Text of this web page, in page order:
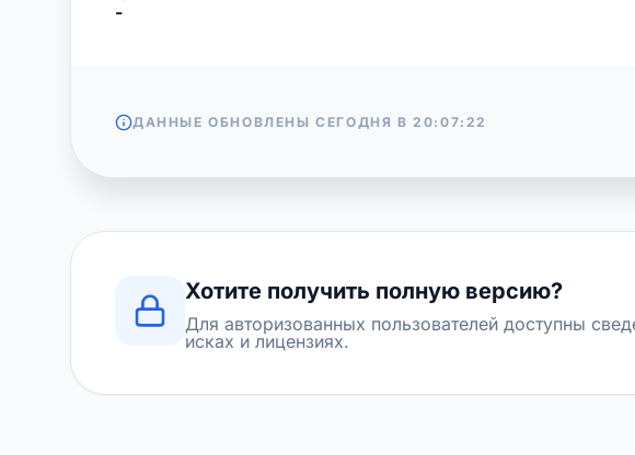
-
ДАННЫЕ ОБНОВЛЕНЫ СЕГОДНЯ В20:07:22
Хотите получить полную версию?
Для авторизованных пользователей доступны
исках и лицензиях.